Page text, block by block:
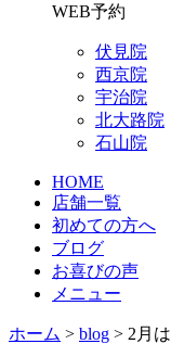
WEB予約
伏見院
西京院
宇治院
北大路院
石山院
HOME
店舗一覧
初めての方へ
ブログ
お喜びの声
メニュー
ホーム > blog > 2月